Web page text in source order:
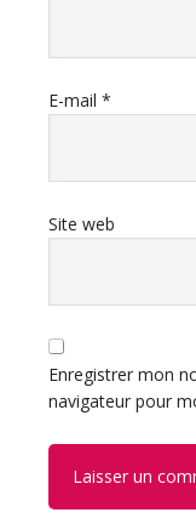
E-mail *
Site web
Enregistrer mon
navigateur pour